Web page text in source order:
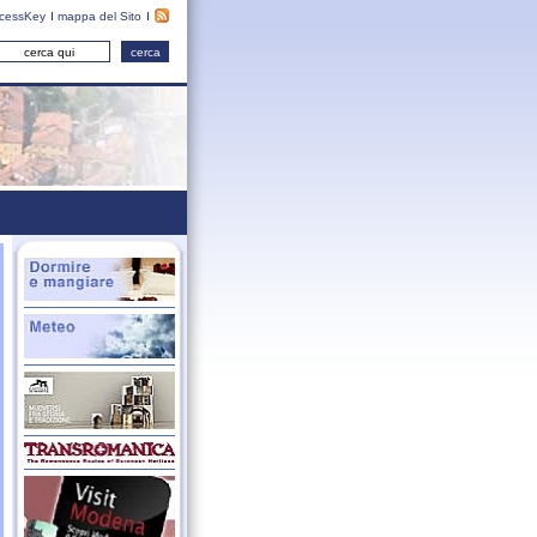
mappa del Sito